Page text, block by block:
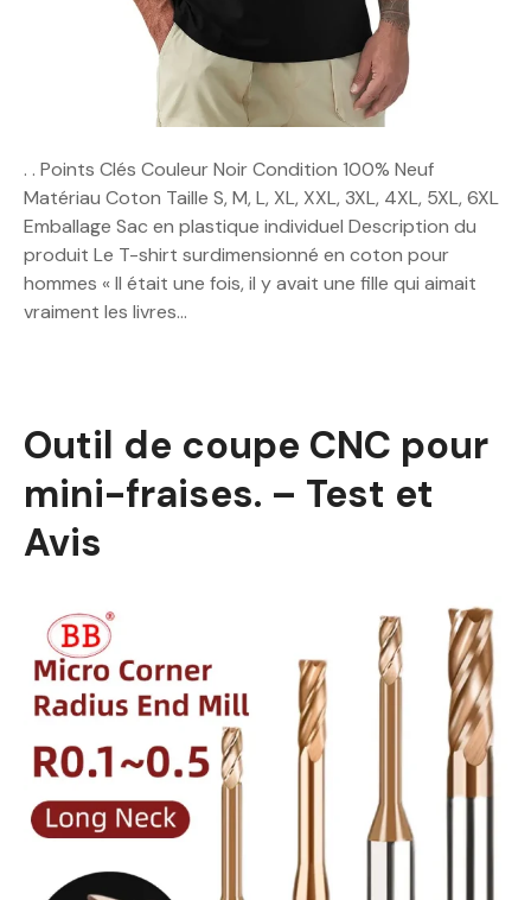
. . Points Clés Couleur Noir Condition 100% Neuf
Matériau Coton Taille S, M, L, XL, XXL, 3XL, 4XL, 5XL, 6XL
Emballage Sac en plastique individuel Description du
produit Le T-shirt surdimensionné en coton pour
hommes « Il était une fois, il y avait une fille qui aimait
vraiment les livres…
Outil de coupe CNC pour
mini-fraises. – Test et
Avis